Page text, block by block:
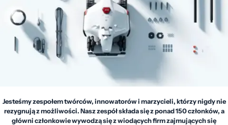
Jesteśmy zespołem twórców, innowatorów i marzycieli, którzy nigdy nie
rezygnują z możliwości. Nasz zespół składa się z ponad 150 członków, a
główni członkowie wywodzą się z wiodących firm zajmujących się